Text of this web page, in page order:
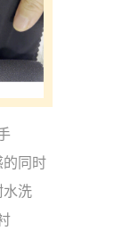
的同时
水洗